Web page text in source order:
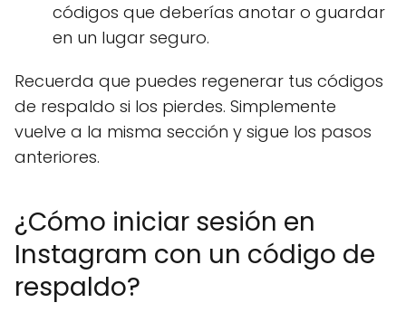
códigos que deberías anotar o guardar
en un lugar seguro.
Recuerda que puedes regenerar tus códigos
de respaldo si los pierdes. Simplemente
vuelve a la misma sección y sigue los pasos
anteriores.
¿Cómo iniciar sesión en
Instagram con un código de
respaldo?